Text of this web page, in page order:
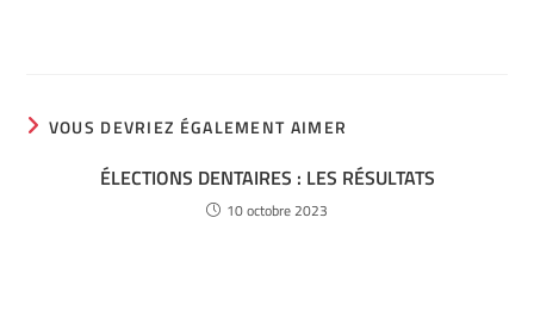
VOUS DEVRIEZ ÉGALEMENT AIMER
ÉLECTIONS DENTAIRES : LES RÉSULTATS
10 octobre 2023